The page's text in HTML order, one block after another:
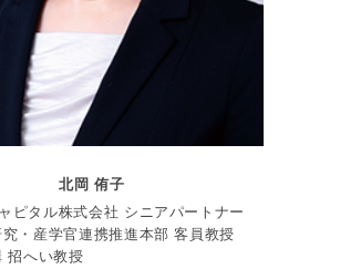
北岡 侑子
ピタル株式会社 シニアパートナー
・産学官連携推進本部 客員教授
招へい教授